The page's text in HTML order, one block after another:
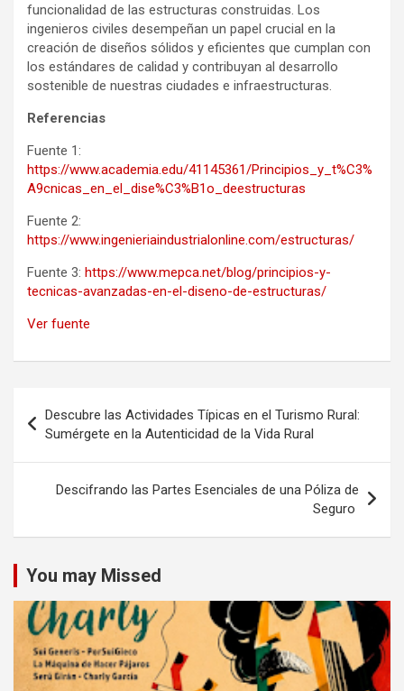
funcionalidad de las estructuras construidas. Los
ingenieros civiles desempeñan un papel crucial en la
creación de diseños sólidos y eficientes que cumplan con
los estándares de calidad y contribuyan al desarrollo
sostenible de nuestras ciudades e infraestructuras.
Referencias
Fuente 1:
https://www.academia.edu/41145361/Principios_y_t%C3%
A9cnicas_en_el_dise%C3%B1o_deestructuras
Fuente 2:
https://www.ingenieriaindustrialonline.com/estructuras/
Fuente 3: https://www.mepca.net/blog/principios-y-
tecnicas-avanzadas-en-el-diseno-de-estructuras/
Ver fuente
de
entradas
Descubre las Actividades Típicas en el Turismo Rural:
Sumérgete en la Autenticidad de la Vida Rural
Descifrando las Partes Esenciales de una Póliza de
Seguro
You may Missed